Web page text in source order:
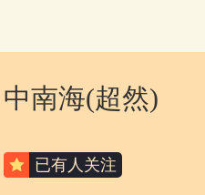
中南海(超然)
已有人关注